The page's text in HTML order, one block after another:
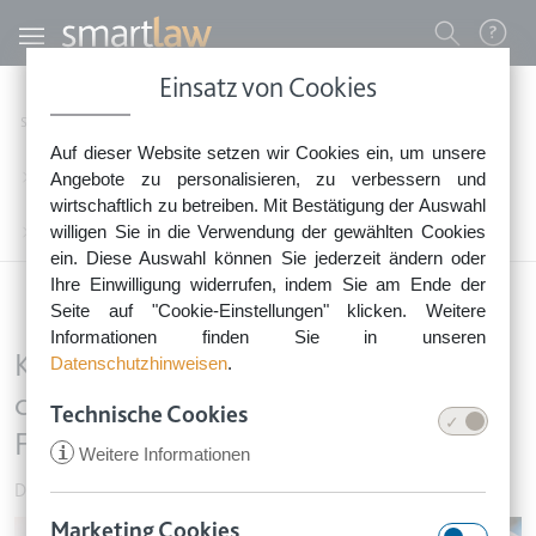
Einsatz von Cookies
Auf dieser Website setzen wir Cookies ein, um unsere
Angebote zu personalisieren, zu verbessern und
wirtschaftlich zu betreiben. Mit Bestätigung der Auswahl
willigen Sie in die Verwendung der gewählten Cookies
ein. Diese Auswahl können Sie jederzeit ändern oder
Ihre Einwilligung widerrufen, indem Sie am Ende der
Seite auf "Cookie-Einstellungen" klicken. Weitere
Informationen finden Sie in unseren
Datenschutzhinweisen.
Technische Cookies
i Weitere Informationen
Direkt zum Inhalt
0800 - 268 4 268 (kostenfrei)
Sie erreichen unser Service-Team:
Montag bis Freitag: 8-18 Uhr
Keine Rechtsberatung.
Benutzermenü
Startseite
Dienstleistung, Handel & Privatverkäufe
Keine Opferentschädigung für dauerhaften Haarverlust nach Friseurbehandlung
Keine Opferentschädigung für
dauerhaften Haarverlust nach
Friseurbehandlung
Dienstleistung, Handel & Privatverkäufe • 31. Oktober 2016
Image